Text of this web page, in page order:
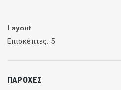
Layout
Επισκέπτες: 5
ΠΑΡΟΧΈΣ